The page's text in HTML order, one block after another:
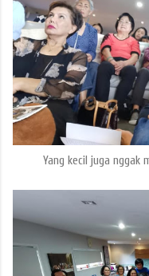
Yang kecil juga nggak